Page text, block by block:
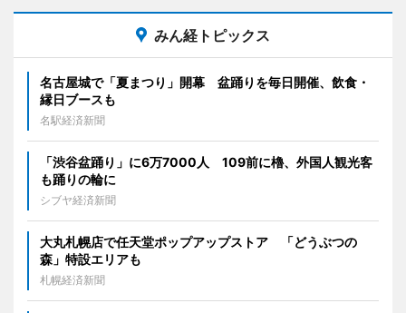
みん経トピックス
名古屋城で「夏まつり」開幕 盆踊りを毎日開催、飲食・
縁日ブースも
名駅経済新聞
「渋谷盆踊り」に6万7000人 109前に櫓、外国人観光客
も踊りの輪に
シブヤ経済新聞
大丸札幌店で任天堂ポップアップストア 「どうぶつの
森」特設エリアも
札幌経済新聞